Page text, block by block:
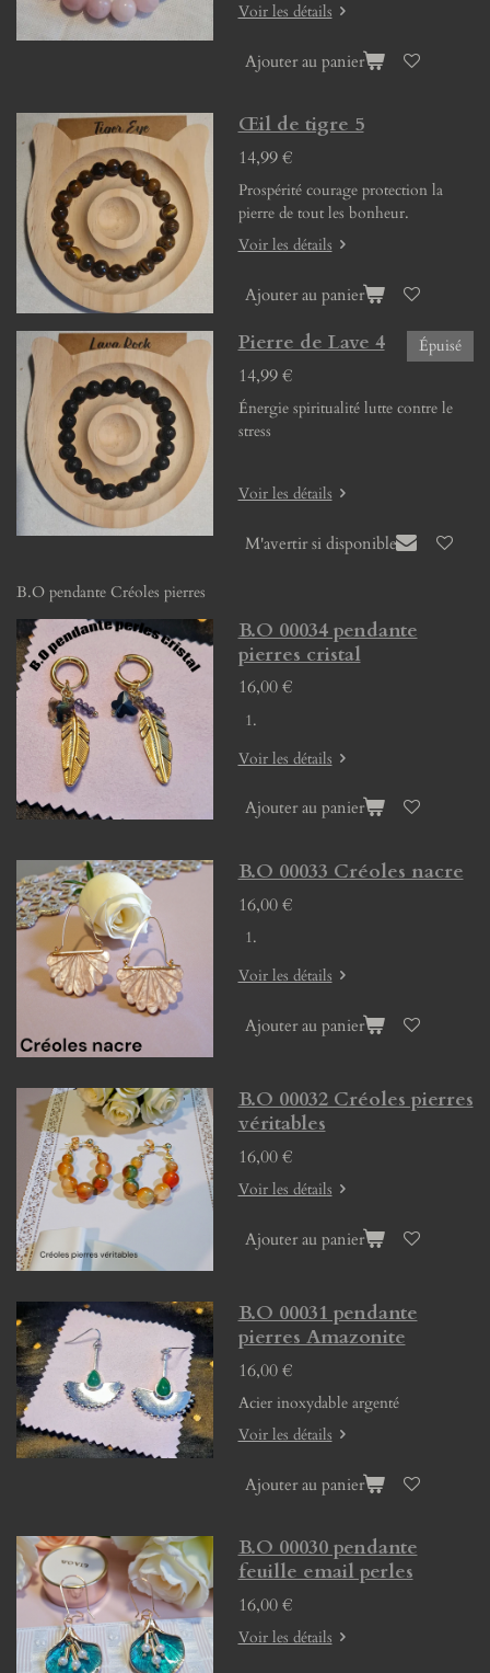
Voir les détails
Ajouter au panier
Œil de tigre 5
14,99 €
Prospérité courage protection la
pierre de tout les bonheur.
Voir les détails
Ajouter au panier
Épuisé
Pierre de Lave 4
14,99 €
Énergie spiritualité lutte contre le
stress
Voir les détails
M'avertir si disponible
B.O pendante Créoles pierres
B.O 00034 pendante
pierres cristal
16,00 €
Voir les détails
Ajouter au panier
B.O 00033 Créoles nacre
16,00 €
Voir les détails
Ajouter au panier
B.O 00032 Créoles pierres
véritables
16,00 €
Voir les détails
Ajouter au panier
B.O 00031 pendante
pierres Amazonite
16,00 €
Acier inoxydable argenté
Voir les détails
Ajouter au panier
B.O 00030 pendante
feuille email perles
16,00 €
Voir les détails